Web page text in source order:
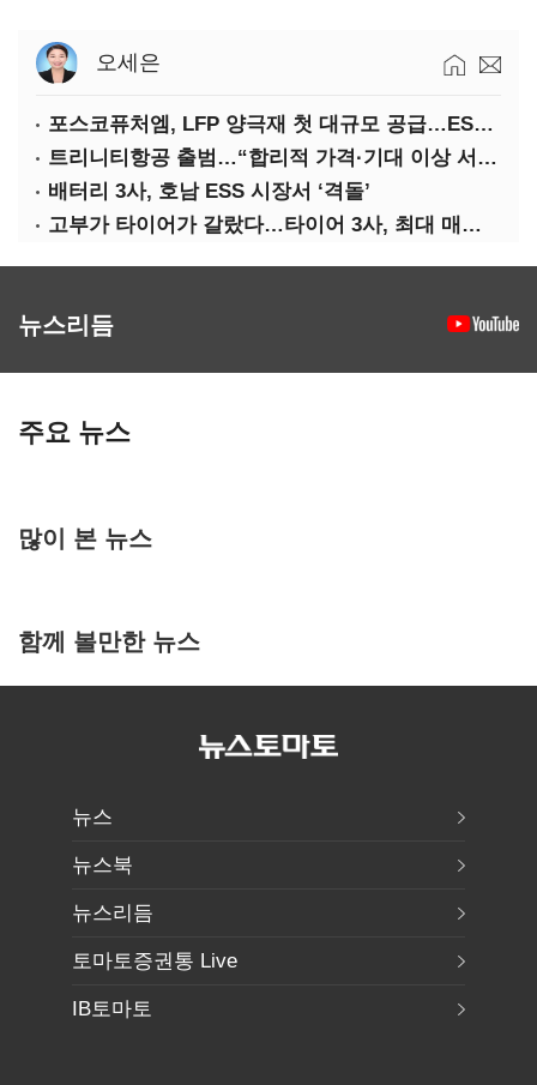
오세은
포스코퓨처엠, LFP 양극재 첫 대규모 공급…ESS 시장 공략
트리니티항공 출범…“합리적 가격·기대 이상 서비스로 승부”
배터리 3사, 호남 ESS 시장서 ‘격돌’
고부가 타이어가 갈랐다…타이어 3사, 최대 매출에도 영업익 희비
뉴스리듬
주요 뉴스
많이 본 뉴스
함께 볼만한 뉴스
뉴스
뉴스북
뉴스리듬
토마토증권통 Live
IB토마토